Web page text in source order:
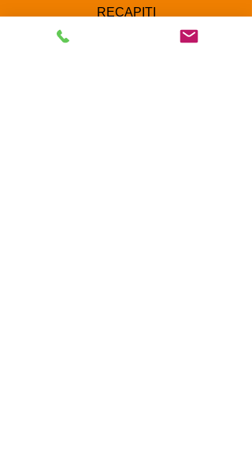
RECAPITI